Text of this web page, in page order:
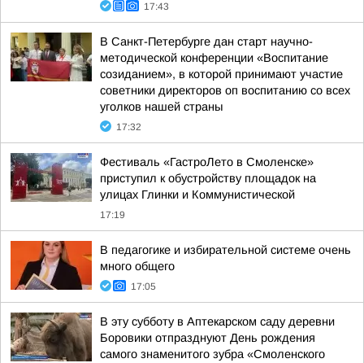
17:43
В Санкт-Петербурге дан старт научно-
методической конференции «Воспитание
созиданием», в которой принимают участие
советники директоров оп воспитанию со всех
уголков нашей страны
17:32
Фестиваль «ГастроЛето в Смоленске»
приступил к обустройству площадок на
улицах Глинки и Коммунистической
17:19
В педагогике и избирательной системе очень
много общего
17:05
В эту субботу в Аптекарском саду деревни
Боровики отпразднуют День рождения
самого знаменитого зубра «Смоленского